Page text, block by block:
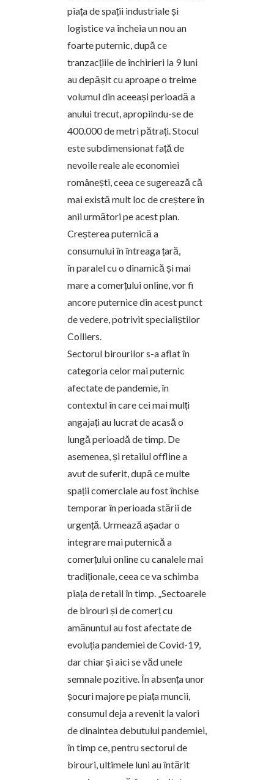
piața de spații industriale și
logistice va încheia un nou an
foarte puternic, după ce
tranzacțiile de închirieri la 9 luni
au depășit cu aproape o treime
volumul din aceeași perioadă a
anului trecut, apropiindu-se de
400.000 de metri pătrați. Stocul
este subdimensionat față de
nevoile reale ale economiei
românești, ceea ce sugerează că
mai există mult loc de creștere în
anii următori pe acest plan.
Creșterea puternică a
consumului în întreaga țară,
în paralel cu o dinamică și mai
mare a comerțului online, vor fi
ancore puternice din acest punct
de vedere, potrivit specialiștilor
Colliers.
Sectorul birourilor s-a aflat în
categoria celor mai puternic
afectate de pandemie, în
contextul în care cei mai mulți
angajați au lucrat de acasă o
lungă perioadă de timp. De
asemenea, și retailul offline a
avut de suferit, după ce multe
spații comerciale au fost închise
temporar în perioada stării de
urgență. Urmează așadar o
integrare mai puternică a
comerțului online cu canalele mai
tradiționale, ceea ce va schimba
piața de retail în timp. „Sectoarele
de birouri și de comerț cu
amănuntul au fost afectate de
evoluția pandemiei de Covid-19,
dar chiar și aici se văd unele
semnale pozitive. În absența unor
șocuri majore pe piața muncii,
consumul deja a revenit la valori
de dinaintea debutului pandemiei,
în timp ce, pentru sectorul de
birouri, ultimele luni au întărit